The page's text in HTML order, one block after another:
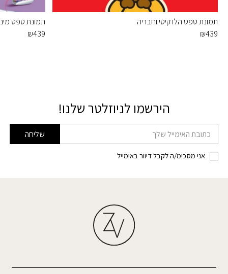
תמונת טפט הלו קיטי וחבריה
₪439
תמונת טפט מיני
₪439
הירשמו לניוזלטר שלנו!
דוא׳׳ל שליחה
אני מסכימ/ה לקבל דיוור באימייל